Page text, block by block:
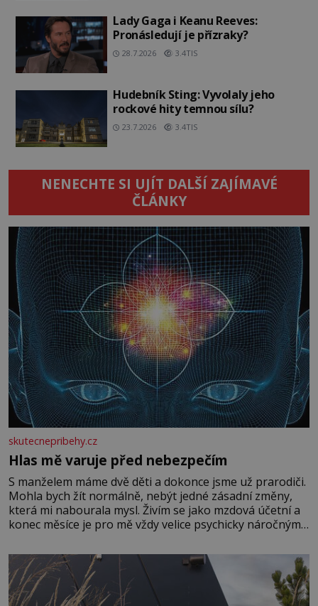
Lady Gaga i Keanu Reeves:
Pronásledují je přízraky?
28.7.2026 3.4TIS
Hudebník Sting: Vyvolaly jeho
rockové hity temnou sílu?
23.7.2026 3.4TIS
NENECHTE SI UJÍT DALŠÍ ZAJÍMAVÉ
ČLÁNKY
skutecnepribehy.cz
Hlas mě varuje před nebezpečím
S manželem máme dvě děti a dokonce jsme už prarodiči.
Mohla bych žít normálně, nebýt jedné zásadní změny,
která mi nabourala mysl. Živím se jako mzdová účetní a
konec měsíce je pro mě vždy velice psychicky náročným
dál častěji volá o pomoc, co se hlídání týče. Dalo by se